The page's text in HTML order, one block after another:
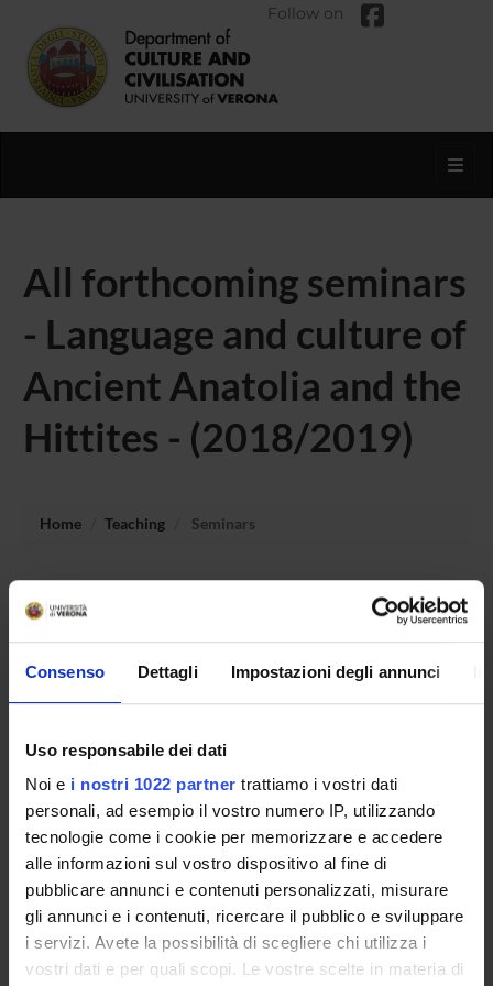
Consenso Dettagli Impostazioni degli annunci
Uso responsabile dei dati
Noi e i nostri 1022 partner trattiamo i vostri dati
personali, ad esempio il vostro numero IP, utilizzando
tecnologie come i cookie per memorizzare e accedere
alle informazioni sul vostro dispositivo al fine di
pubblicare annunci e contenuti personalizzati, misurare
gli annunci e i contenuti, ricercare il pubblico e sviluppare
i servizi. Avete la possibilità di scegliere chi utilizza i
vostri dati e per quali scopi. Le vostre scelte in materia di
Follow on
All forthcoming seminars
- Language and culture of
Ancient Anatolia and the
Hittites - (2018/2019)
Home Teaching Seminars
culture of Ancient Anatolia and the Hittites.
COURSES
PHD PROGRAMMES AND POSTGRADUATE
TRAINING
Contacts
People
Places